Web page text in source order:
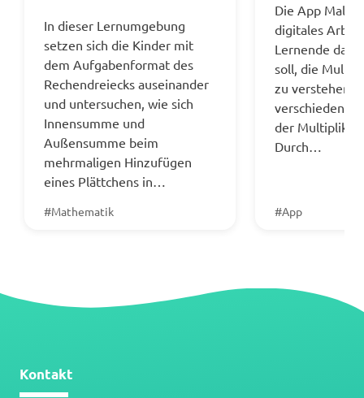
In dieser Lernumgebung
setzen sich die Kinder mit
dem Aufgabenformat des
Rechendreiecks auseinander
und untersuchen, wie sich
Innensumme und
Außensumme beim
mehrmaligen Hinzufügen
eines Plättchens in…
#Mathematik
Die App
digitales
Lernende
soll, die
zu verstehen.
verschiedene
der
Durch…
#App
Kontakt